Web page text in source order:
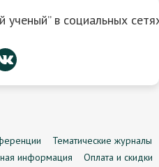
в социальных
Тематические журналы
информация
Оплата и скидки